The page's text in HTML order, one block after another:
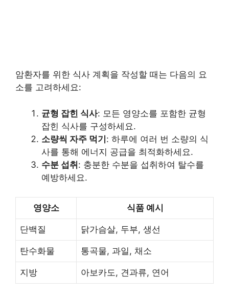
암환자를 위한 식사 계획을 작성할 때는 다음의 요
소를 고려하세요:
균형 잡힌 식사: 모든 영양소를 포함한 균형
잡힌 식사를 구성하세요.
소량씩 자주 먹기: 하루에 여러 번 소량의 식
사를 통해 에너지 공급을 최적화하세요.
수분 섭취: 충분한 수분을 섭취하여 탈수를
예방하세요.
영양소 식품 예시
단백질 닭가슴살, 두부, 생선
탄수화물 통곡물, 과일, 채소
지방 아보카도, 견과류, 연어